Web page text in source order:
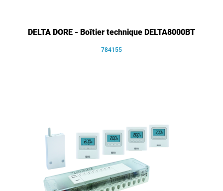
DELTA DORE - Boîtier technique DELTA8000BT
784155